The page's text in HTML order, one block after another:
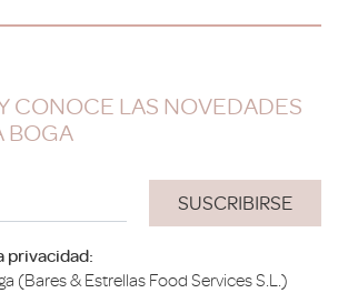
CONOCE LAS NOVEDADES
BOGA
privacidad:
(Bares & Estrellas Food Services S.L.)